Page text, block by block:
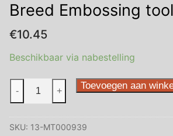
Breed Embossing tool
€10.45
Beschikbaar via nabestelling
aantal
- + Toevoegen aan
SKU: 13-MT000939